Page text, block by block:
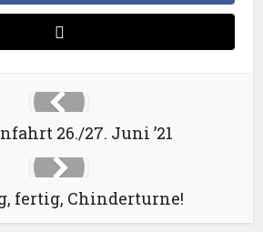
26./27. Juni ’21
fertig, Chinderturne!